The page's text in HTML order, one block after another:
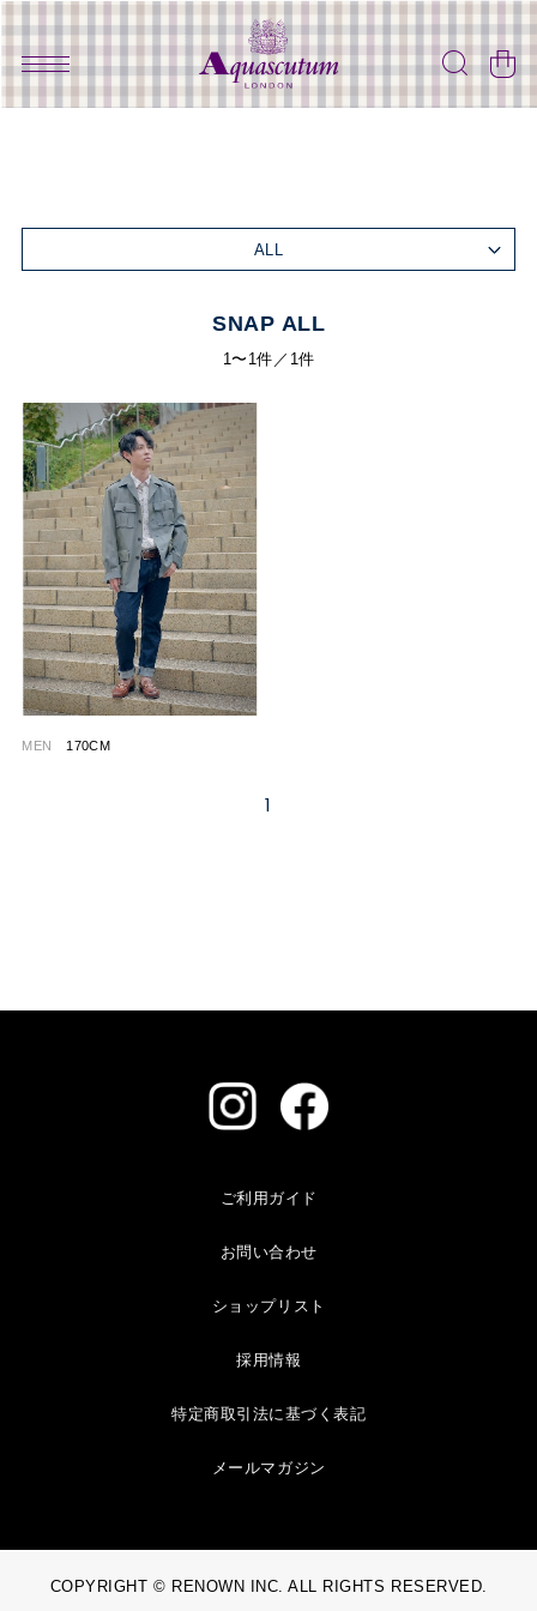
ALL
SNAP ALL
1〜1件／1件
MEN 170CM
1
ご利用ガイド
お問い合わせ
ショップリスト
採用情報
特定商取引法に基づく表記
メールマガジン
COPYRIGHT © RENOWN INC. ALL RIGHTS RESERVED.